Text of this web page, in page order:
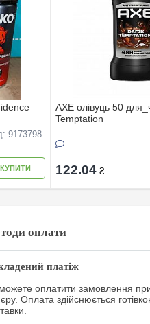
9173798
КУПИТИ
AXE олівуць 50
Temptation
122.04 ₴
оплати
платіж
оплатити замовлення
Оплата здійснюється